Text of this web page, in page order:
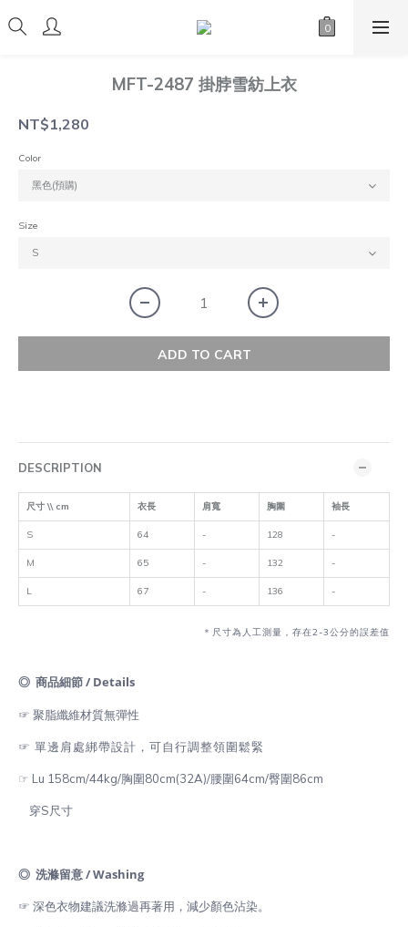
MFT-2487 掛脖雪紡上衣
NT$1,280
Color
Size
ADD TO CART
DESCRIPTION
尺寸 \\ cm 衣長 肩寬 胸圍 袖長
S 64 - 128 -
M 65 - 132 -
L 67 - 136 -
＊尺寸為人工測量，存在2-3公分的誤差值
◎ 商品細節 / Details
☞ 聚脂纖維材質無彈性
☞ 單邊肩處綁帶設計，可自行調整領圍鬆緊
☞ Lu 158cm/44kg/胸圍80cm(32A)/腰圍64cm/臀圍86cm
穿S尺寸
◎ 洗滌留意 / Washing
☞ 深色衣物建議洗滌過再著用，減少顏色沾染。